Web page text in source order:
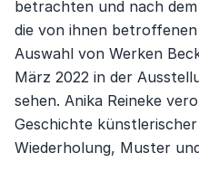
betrachten und nach
die von ihnen
Auswahl von Werken
März 2022 in der
sehen. Anika Reineke
Geschichte
Wiederholung, Muster